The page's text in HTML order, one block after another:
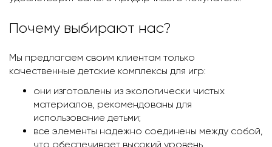
Почему выбирают нас?
Мы предлагаем своим клиентам только
качественные детские комплексы для игр:
они изготовлены из экологически чистых
материалов, рекомендованы для
использование детьми;
все элементы надежно соединены между собой,
что обеспечивает высокий уровень